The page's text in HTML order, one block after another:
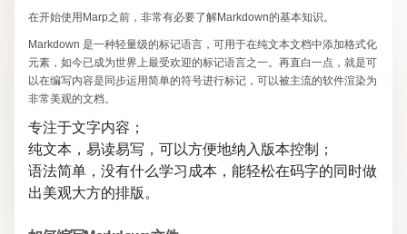
在开始使用Marp之前，非常有必要了解Markdown的基本知识。
Markdown 是一种轻量级的标记语言，可用于在纯文本文档中添加格式化
元素，如今已成为世界上最受欢迎的标记语言之一。再直白一点，就是可
以在编写内容是同步运用简单的符号进行标记，可以被主流的软件渲染为
非常美观的文档。
专注于文字内容；
纯文本，易读易写，可以方便地纳入版本控制；
语法简单，没有什么学习成本，能轻松在码字的同时做
出美观大方的排版。